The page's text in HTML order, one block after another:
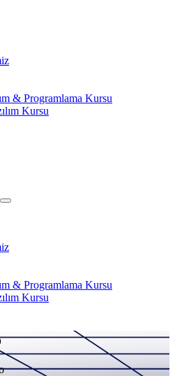
& Programlama Kursu
Kursu
& Programlama Kursu
Kursu